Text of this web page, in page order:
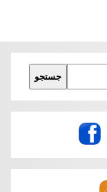
جستجو